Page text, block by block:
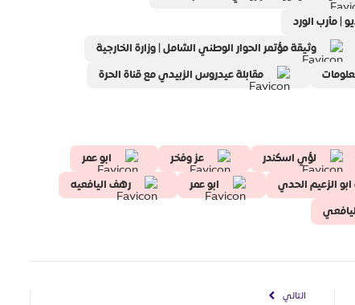
| مأرب الورد
وثيقة مؤتمر الحوار الوطني الشامل | وزارة الخارجية
مقابلة عيدروس الزبيدي مع قناة الحرة
لؤي اسكندر عز وفخر
ابو عمر
الزعيم الحدي ابو عمر
رهف اليافعيه
التالي